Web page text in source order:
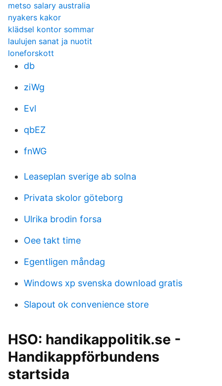
metso salary australia
nyakers kakor
klädsel kontor sommar
laulujen sanat ja nuotit
loneforskott
db
ziWg
Evl
qbEZ
fnWG
Leaseplan sverige ab solna
Privata skolor göteborg
Ulrika brodin forsa
Oee takt time
Egentligen måndag
Windows xp svenska download gratis
Slapout ok convenience store
HSO: handikappolitik.se -
Handikappförbundens
startsida